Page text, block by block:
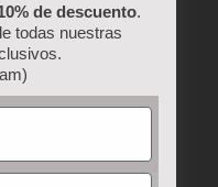
de descuento.
todas nuestras